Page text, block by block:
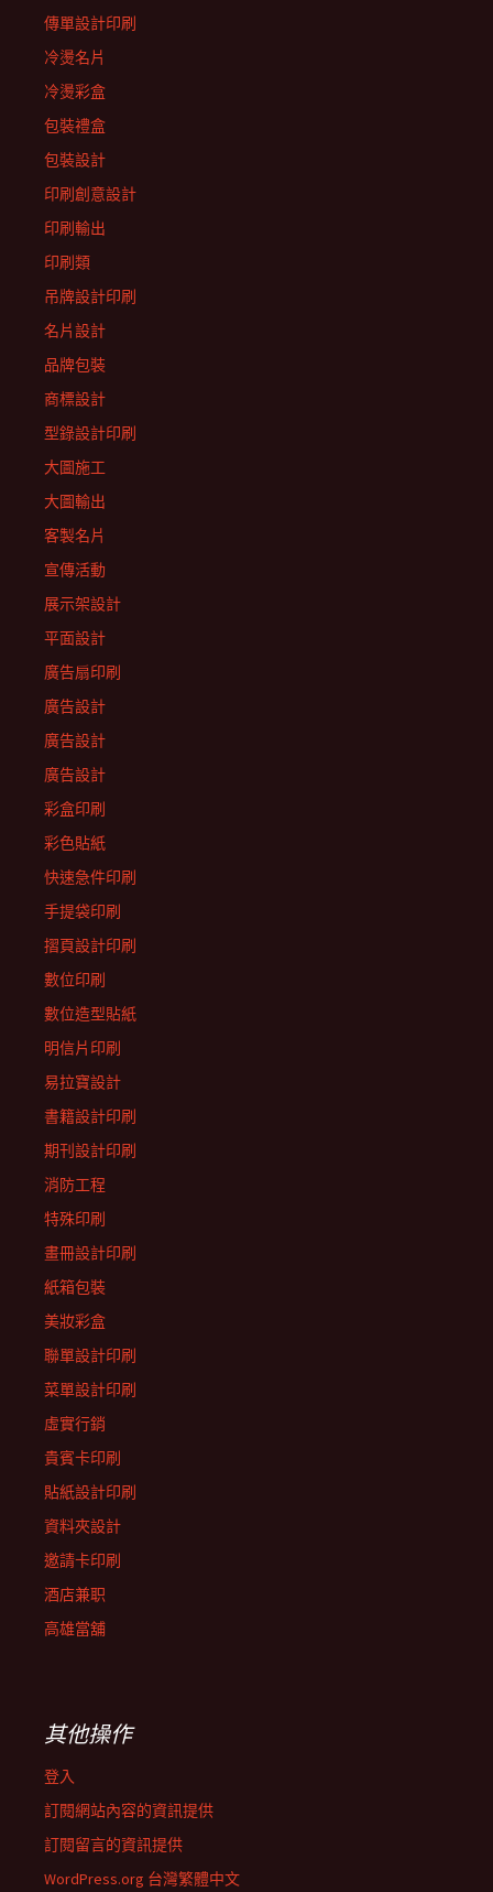
傳單設計印刷
冷燙名片
冷燙彩盒
包裝禮盒
包裝設計
印刷創意設計
印刷輸出
印刷類
吊牌設計印刷
名片設計
品牌包裝
商標設計
型錄設計印刷
大圖施工
大圖輸出
客製名片
宣傳活動
展示架設計
平面設計
廣告扇印刷
廣告設計
廣告設計
廣告設計
彩盒印刷
彩色貼紙
快速急件印刷
手提袋印刷
摺頁設計印刷
數位印刷
數位造型貼紙
明信片印刷
易拉寶設計
書籍設計印刷
期刊設計印刷
消防工程
特殊印刷
畫冊設計印刷
紙箱包裝
美妝彩盒
聯單設計印刷
菜單設計印刷
虛實行銷
貴賓卡印刷
貼紙設計印刷
資料夾設計
邀請卡印刷
酒店兼职
高雄當舖
其他操作
登入
訂閱網站內容的資訊提供
訂閱留言的資訊提供
WordPress.org 台灣繁體中文